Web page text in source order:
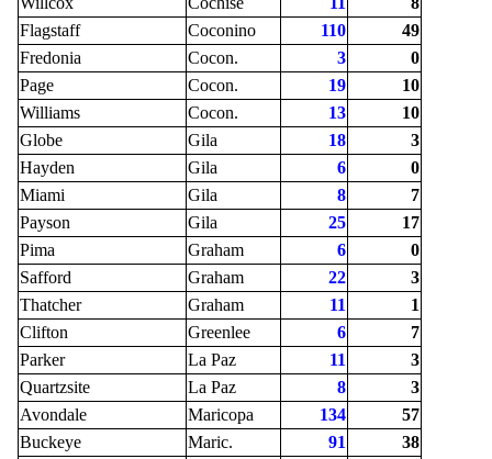
Flagstaff
Coconino 110
49
Fredonia
Cocon. 3
0
Page
Cocon. 19
10
Williams
Cocon. 13
10
Globe
Gila 18
3
Hayden
Gila 6
0
Miami
Gila 8
7
Payson
Gila 25
17
Pima
Graham 6
0
Safford
Graham 22
3
Thatcher
Graham 11
1
Clifton
Greenlee 6
7
Parker
La Paz 11
3
Quartzsite
La Paz 8
3
Avondale
Maricopa 134
57
Buckeye
Maric. 91
38